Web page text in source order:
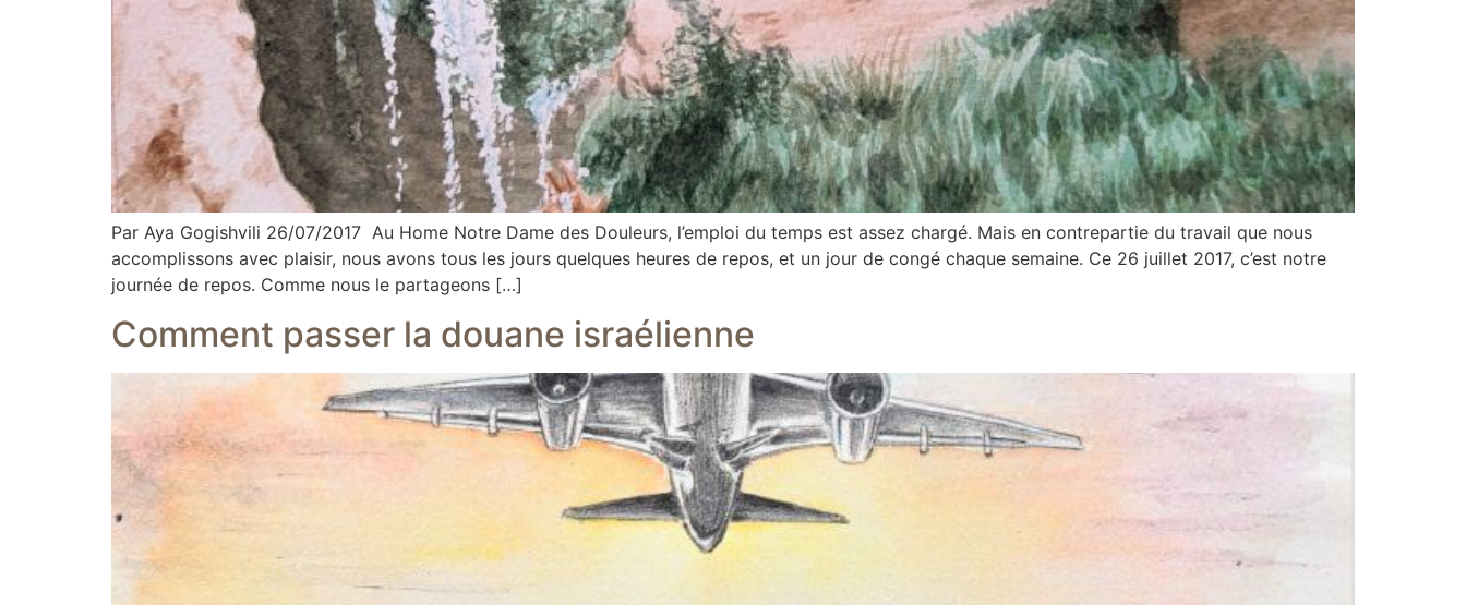
Par Aya Gogishvili 26/07/2017 Au Home Notre Dame des Douleurs, l’emploi du temps est assez chargé. Mais en contrepartie du travail que nous
accomplissons avec plaisir, nous avons tous les jours quelques heures de repos, et un jour de congé chaque semaine. Ce 26 juillet 2017, c’est notre
journée de repos. Comme nous le partageons […]
Comment passer la douane israélienne